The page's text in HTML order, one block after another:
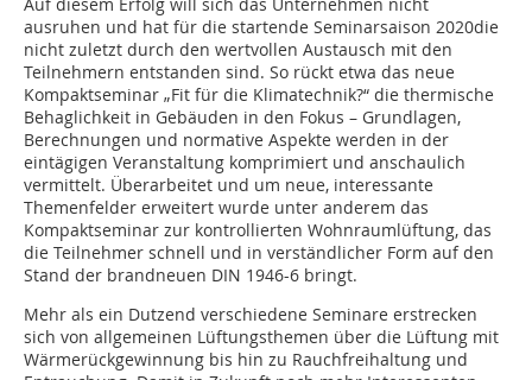
ausruhen und hat für die startende Seminarsaison 2020die
nicht zuletzt durch den wertvollen Austausch mit den
Teilnehmern entstanden sind. So rückt etwa das neue
Kompaktseminar „Fit für die Klimatechnik?“ die thermische
Behaglichkeit in Gebäuden in den Fokus – Grundlagen,
Berechnungen und normative Aspekte werden in der
eintägigen Veranstaltung komprimiert und anschaulich
vermittelt. Überarbeitet und um neue, interessante
Themenfelder erweitert wurde unter anderem das
Kompaktseminar zur kontrollierten Wohnraumlüftung, das
die Teilnehmer schnell und in verständlicher Form auf den
Stand der brandneuen DIN 1946-6 bringt.
Mehr als ein Dutzend verschiedene Seminare erstrecken
sich von allgemeinen Lüftungsthemen über die Lüftung mit
Wärmerückgewinnung bis hin zu Rauchfreihaltung und